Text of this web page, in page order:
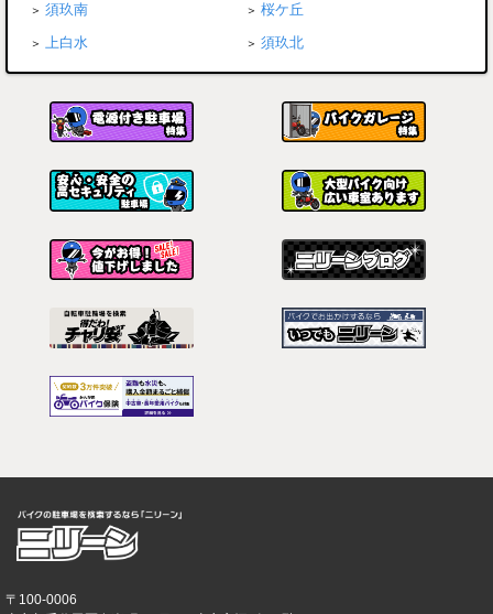
須玖南
桜ケ丘
上白水
須玖北
〒100-0006